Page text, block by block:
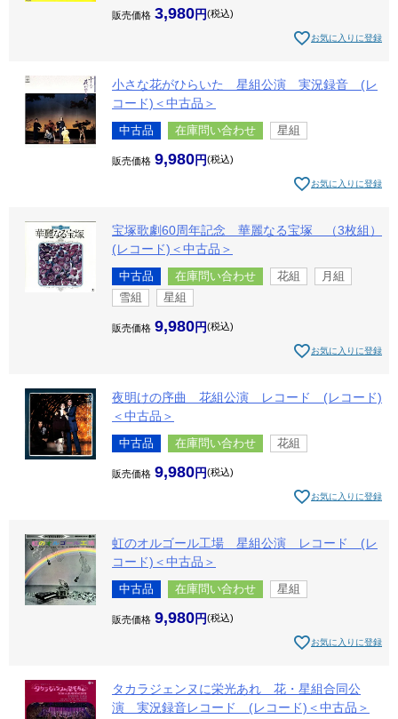
販売価格 3,980 税込
お気に入りに登録
小さな花がひらいた 星組公演 実況録音 (レ
コード)＜中古品＞
中古品 在庫問い合わせ 星組
販売価格 9,980 税込
お気に入りに登録
宝塚歌劇60周年記念 華麗なる宝塚 （3枚組）
(レコード)＜中古品＞
中古品 在庫問い合わせ 花組
月組
雪組
星組
販売価格 9,980 税込
お気に入りに登録
夜明けの序曲 花組公演 レコード (レコード)
＜中古品＞
中古品 在庫問い合わせ 花組
販売価格 9,980 税込
お気に入りに登録
虹のオルゴール工場 星組公演 レコード (レ
コード)＜中古品＞
中古品 在庫問い合わせ 星組
販売価格 9,980 税込
お気に入りに登録
タカラジェンヌに栄光あれ 花・星組合同公
演 実況録音レコード (レコード)＜中古品＞